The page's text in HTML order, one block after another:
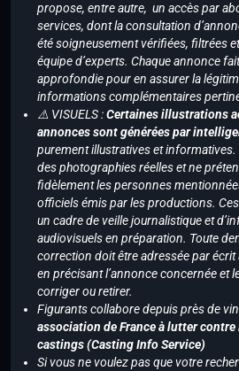
propose, entre autre, un accès par
services, dont la consultation
été soigneusement vérifiées, filtrées
équipe d’experts. Chaque annonce
approfondie pour en assurer la
informations complémentaires
⚠️ VISUELS :Certaines illustrations
annonces sont générées par
purement illustratives et
des photographies réelles et ne
fidèlement les personnes
officiels émis par les productions.
un cadre de veille journalistique et
audiovisuels en préparation. Toute
correction doit être adressée par écrit
en précisant l’annonce concernée et
corriger ou retirer.
Figurants collabore depuis près de
association de France à lutter contre
castings (Casting Info Service)
Si vous ne voulez pas que votre